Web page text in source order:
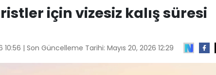
için vizesiz kalış süresi
10:56 | Son Güncelleme Tarihi: Mayıs 20, 2026 12:29